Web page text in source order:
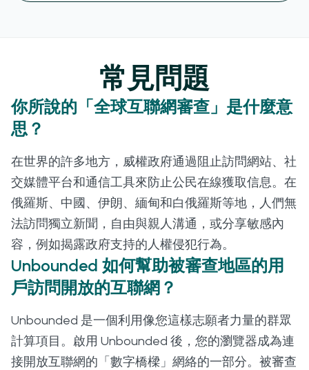
常見問題
你所說的「全球互聯網審查」是什麼意
思？
在世界的許多地方，威權政府通過阻止訪問網站、社
交媒體平台和通信工具來防止公民在線獲取信息。在
俄羅斯、中國、伊朗、緬甸和白俄羅斯等地，人們無
法訪問獨立新聞，自由與親人溝通，或分享敏感內
容，例如揭露政府支持的人權侵犯行為。
Unbounded 如何幫助被審查地區的用
戶訪問開放的互聯網？
Unbounded 是一個利用像您這樣志願者力量的群眾
計算項目。啟用 Unbounded 後，您的瀏覽器成為連
接開放互聯網的「數字橋樑」網絡的一部分。被審查